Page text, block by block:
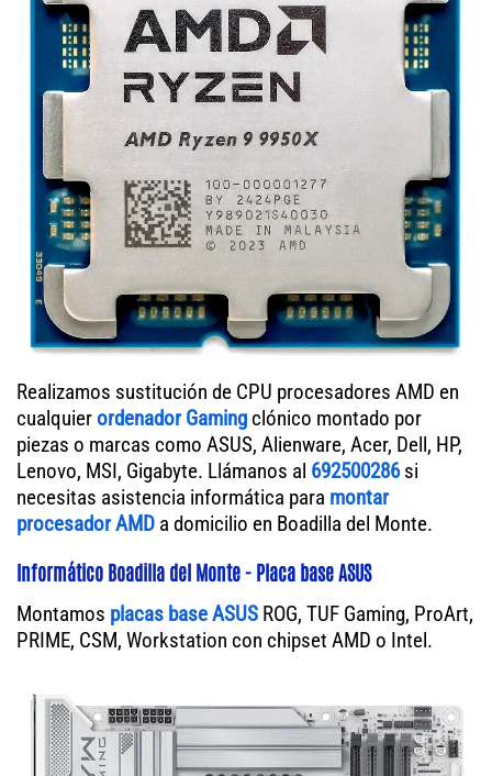
Realizamos sustitución de CPU procesadores AMD en
cualquierordenador Gaming clónico montado por
piezas o marcas como ASUS, Alienware, Acer, Dell, HP,
Lenovo, MSI, Gigabyte. Llámanos al 692500286si
necesitas asistencia informática para montar
procesador AMD a domicilio en Boadilla del Monte.
Informático Boadilla del Monte - Placa base ASUS
Montamos placas base ASUS ROG, TUF Gaming, ProArt,
PRIME, CSM, Workstation con chipset AMD o Intel.